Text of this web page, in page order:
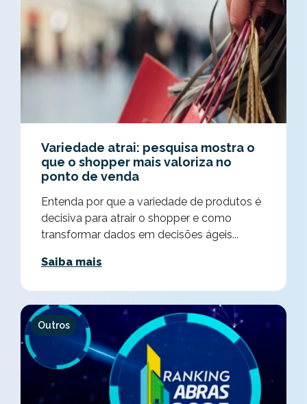
Variedade atrai: pesquisa mostra o
que o shopper mais valoriza no
ponto de venda
Entenda por que a variedade de produtos é
decisiva para atrair o shopper e como
transformar dados em decisões ágeis...
Saiba mais
Outros